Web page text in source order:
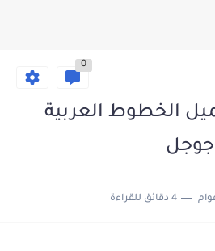
0
الخطوط العربية
جوجل
4 دقائق للقراءة